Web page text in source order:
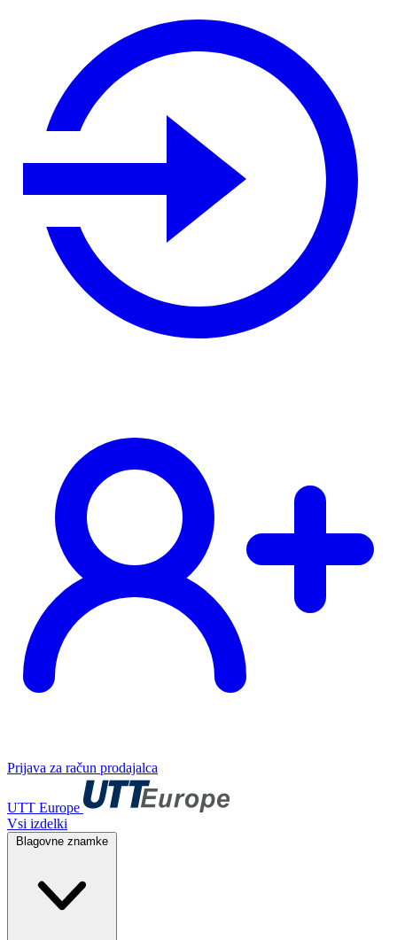
Prijava za račun prodajalca
UTT Europe
Vsi izdelki
Blagovne znamke